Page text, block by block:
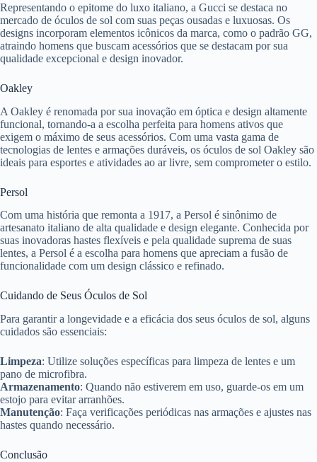
Representando o epitome do luxo italiano, a Gucci se destaca no
mercado de óculos de sol com suas peças ousadas e luxuosas. Os
designs incorporam elementos icônicos da marca, como o padrão GG,
atraindo homens que buscam acessórios que se destacam por sua
qualidade excepcional e design inovador.
Oakley
A Oakley é renomada por sua inovação em óptica e design altamente
funcional, tornando-a a escolha perfeita para homens ativos que
exigem o máximo de seus acessórios. Com uma vasta gama de
tecnologias de lentes e armações duráveis, os óculos de sol Oakley são
ideais para esportes e atividades ao ar livre, sem comprometer o estilo.
Persol
Com uma história que remonta a 1917, a Persol é sinônimo de
artesanato italiano de alta qualidade e design elegante. Conhecida por
suas inovadoras hastes flexíveis e pela qualidade suprema de suas
lentes, a Persol é a escolha para homens que apreciam a fusão de
funcionalidade com um design clássico e refinado.
Cuidando de Seus Óculos de Sol
Para garantir a longevidade e a eficácia dos seus óculos de sol, alguns
cuidados são essenciais:
Limpeza: Utilize soluções específicas para limpeza de lentes e um
pano de microfibra.
Armazenamento: Quando não estiverem em uso, guarde-os em um
estojo para evitar arranhões.
Manutenção: Faça verificações periódicas nas armações e ajustes nas
hastes quando necessário.
Conclusão